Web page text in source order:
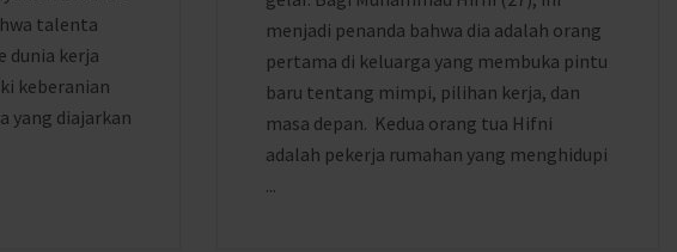
talenta
dunia kerja
keberanian
yang diajarkan
menjadi penanda bahwa dia adalah orang
pertama di keluarga yang membuka pintu
baru tentang mimpi, pilihan kerja, dan
masa depan. Kedua orang tua Hifni
adalah pekerja rumahan yang menghidupi
...